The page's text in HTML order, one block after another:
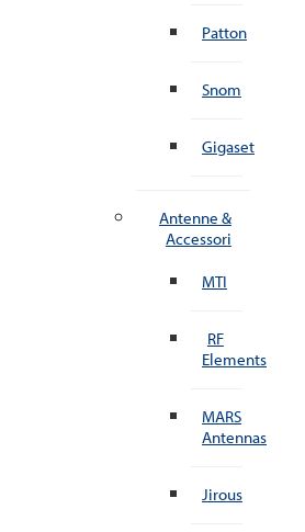
Patton
Snom
Gigaset
Antenne &
Accessori
MTI
RF
Elements
MARS
Antennas
Jirous